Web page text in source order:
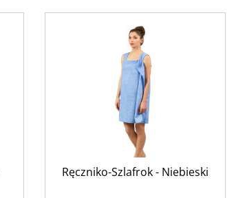
Ręczniko-Szlafrok - Niebieski